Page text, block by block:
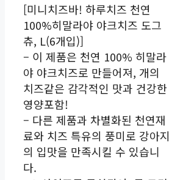
[미니치즈바! 하루치즈 천연
100%히말라야 야크치즈 도그
츄, L(6개입)]
– 이 제품은 천연 100% 히말라
야 야크치즈로 만들어져, 개의
치즈같은 감각적인 맛과 건강한
영양포함!
– 다른 제품과 차별화된 천연재
료와 치즈 특유의 풍미로 강아지
의 입맛을 만족시킬 수 있습니
다.